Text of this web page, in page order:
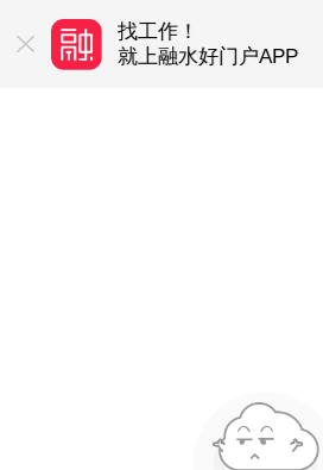
平台
找工作！
就上融水好门户APP